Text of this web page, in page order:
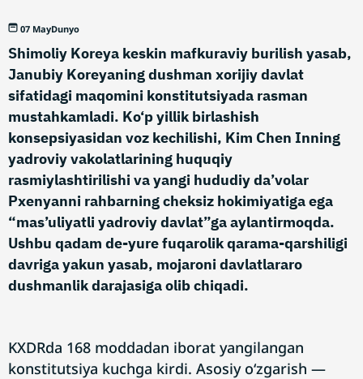
07 MayDunyo
Shimoliy Koreya keskin mafkuraviy burilish yasab,
Janubiy Koreyaning dushman xorijiy davlat
sifatidagi maqomini konstitutsiyada rasman
mustahkamladi. Ko‘p yillik birlashish
konsepsiyasidan voz kechilishi, Kim Chen Inning
yadroviy vakolatlarining huquqiy
rasmiylashtirilishi va yangi hududiy da’volar
Pxenyanni rahbarning cheksiz hokimiyatiga ega
“mas’uliyatli yadroviy davlat”ga aylantirmoqda.
Ushbu qadam de-yure fuqarolik qarama-qarshiligi
davriga yakun yasab, mojaroni davlatlararo
dushmanlik darajasiga olib chiqadi.
KXDRda 168 moddadan iborat yangilangan
konstitutsiya kuchga kirdi. Asosiy o‘zgarish —